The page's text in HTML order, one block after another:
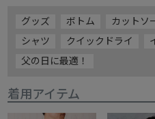
グッズ ボトム カットソ
シャツ
クイックドライ
父の日に最適！
着用アイテム